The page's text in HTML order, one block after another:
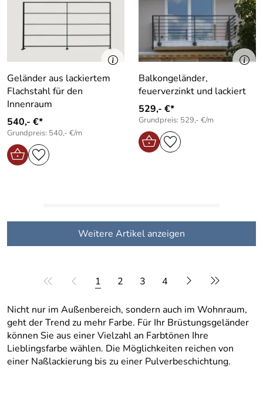
Geländer aus lackiertem
Flachstahl für den
Innenraum
540,- €*
Grundpreis: 540,- €/m
Balkongeländer,
feuerverzinkt und lackiert
529,- €*
Grundpreis: 529,- €/m
Weitere Artikel anzeigen
1 2 3 4
Nicht nur im Außenbereich, sondern auch im Wohnraum,
geht der Trend zu mehr Farbe. Für Ihr Brüstungsgeländer
können Sie aus einer Vielzahl an Farbtönen Ihre
Lieblingsfarbe wählen. Die Möglichkeiten reichen von
einer Naßlackierung bis zu einer Pulverbeschichtung.